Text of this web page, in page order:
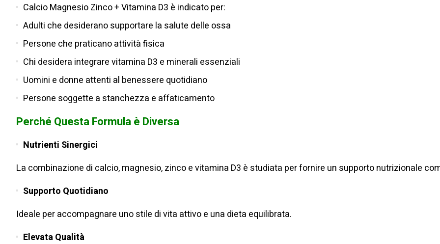
Calcio Magnesio Zinco + Vitamina D3 è indicato per:
Adulti che desiderano supportare la salute delle ossa
Persone che praticano attività fisica
Chi desidera integrare vitamina D3 e minerali essenziali
Uomini e donne attenti al benessere quotidiano
Persone soggette a stanchezza e affaticamento
Perché Questa Formula è Diversa
Nutrienti Sinergici
La combinazione di calcio, magnesio, zinco e vitamina D3 è studiata per fornire un supporto nutrizionale
Supporto Quotidiano
Ideale per accompagnare uno stile di vita attivo e una dieta equilibrata.
Elevata Qualità